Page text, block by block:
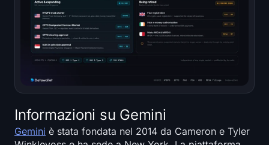
Informazioni su Gemini
Gemini è stata fondata nel 2014 da Cameron e Tyler